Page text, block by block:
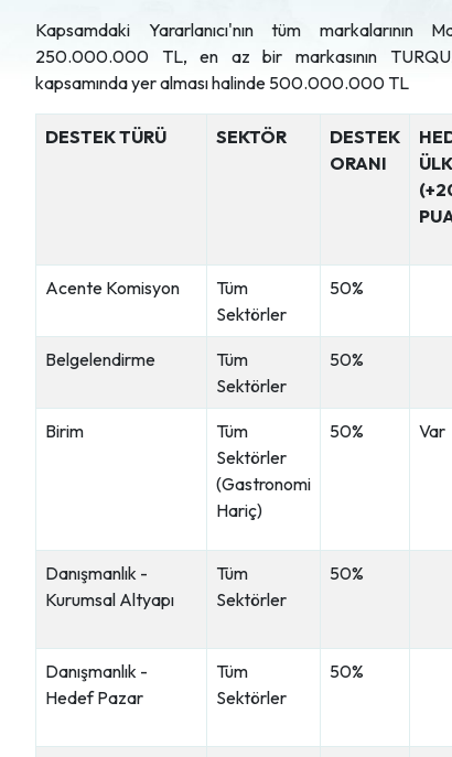
Kapsamdaki Yararlanıcı'nın tüm markalarının
250.000.000 TL, en az bir markasının
kapsamında yer alması halinde 500.000.000 TL
DESTEK TÜRÜ SEKTÖR
DESTEK
ORANI
Acente Komisyon
Tüm
Sektörler
50%
Belgelendirme
Tüm
Sektörler
50%
Birim
Tüm
Sektörler
(Gastronomi
Hariç)
50% Var
Danışmanlık -
Kurumsal Altyapı
Tüm
Sektörler
50%
Danışmanlık -
Hedef Pazar
Tüm
Sektörler
50%